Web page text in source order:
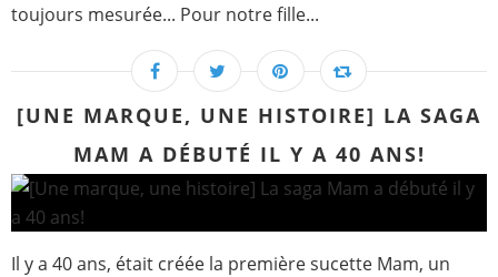
toujours mesurée... Pour notre fille...
[UNE MARQUE, UNE HISTOIRE] LA SAGA
MAM A DÉBUTÉ IL Y A 40 ANS!
Il y a 40 ans, était créée la première sucette Mam, un